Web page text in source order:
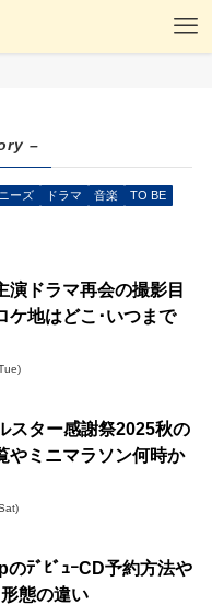
–
ーズ ドラマ 音楽 TO BE
演ドラマ再会の撮影目
ケ地はどこ･いつまで
スター感謝祭2025秋の
やミニマラソン何時か
ﾃﾞﾋﾞｭｰCD予約方法や
態の違い